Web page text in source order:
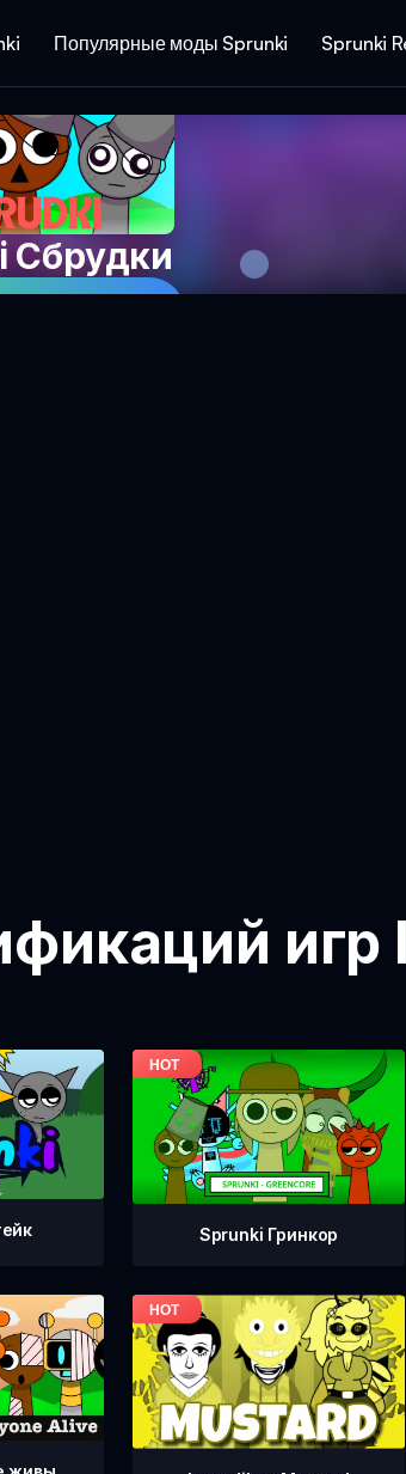
Популярные моды Sprunki Sprunki
Сбрудки
игр
Sprunki Гринкор